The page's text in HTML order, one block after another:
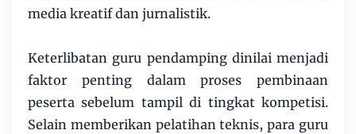
media kreatif dan jurnalistik.
Keterlibatan guru pendamping dinilai menjadi
faktor penting dalam proses pembinaan
peserta sebelum tampil di tingkat kompetisi.
Selain memberikan pelatihan teknis, para guru